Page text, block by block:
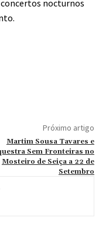
nocturnos
Próximo artigo
Martim Sousa Tavares e
Sem Fronteiras no
Mosteiro de Seiça a 22 de
Setembro